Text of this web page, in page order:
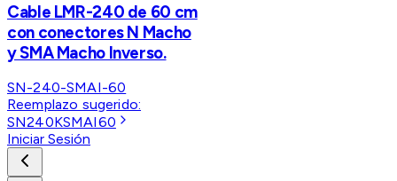
Cable LMR-240 de 60 cm
con conectores N Macho
y SMA Macho Inverso.
SN-240-SMAI-60
Reemplazo sugerido:
SN240KSMAI60
Iniciar Sesión